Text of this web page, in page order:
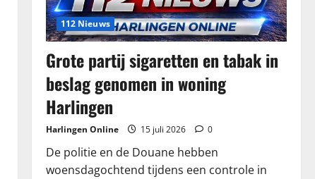
112 Nieuws
Grote partij sigaretten en tabak in
beslag genomen in woning
Harlingen
Harlingen Online 15 juli 2026 0
De politie en de Douane hebben
woensdagochtend tijdens een controle in